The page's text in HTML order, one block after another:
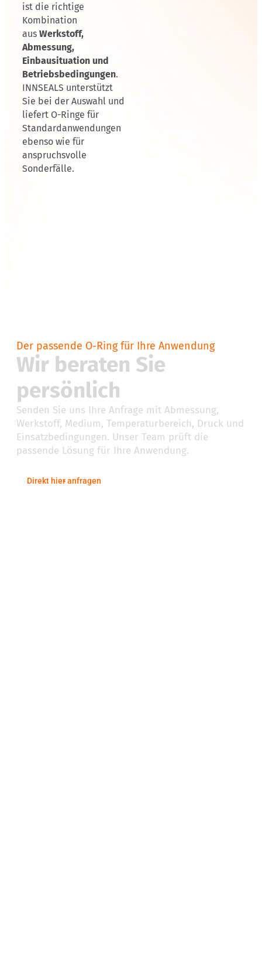
ist die richtige
Kombination
aus Werkstoff,
Abmessung,
Einbausituation und
Betriebsbedingungen.
INNSEALS unterstützt
Sie bei der Auswahl und
liefert O-Ringe für
Standardanwendungen
ebenso wie für
anspruchsvolle
Sonderfälle.
Der passende O-Ring für Ihre Anwendung
Wir beraten Sie
persönlich
Senden Sie uns Ihre Anfrage mit Abmessung,
Werkstoff, Medium, Temperaturbereich, Druck und
Einsatzbedingungen. Unser Team prüft die
passende Lösung für Ihre Anwendung.
Direkt hier anfragen